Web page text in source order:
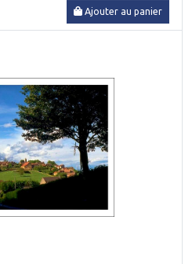
Ajouter au panier